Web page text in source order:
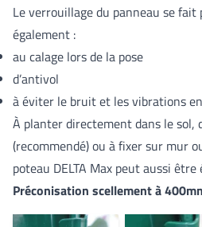
Le verrouillage du panneau se
également :
au calage lors de la pose
d’antivol
à éviter le bruit et les vibrations
À planter directement dans le sol,
(recommendé) ou à fixer sur mur
poteau DELTA Max peut aussi
Préconisation scellement à